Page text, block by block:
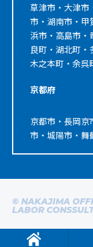
草津市・大津市
市・湖南市・甲
浜市・高島市・
良町・湖北町・
木之本町・余呉
京都府
京都市・長岡
市・城陽市・舞
© NAKAJIMA
LABOR